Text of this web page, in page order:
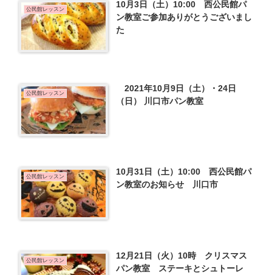
公民館レッスン
10月3日（土）10:00 西公民館パ
ン教室ご参加ありがとうございまし
た
公民館レッスン
2021年10月9日（土）・24日
（日） 川口市パン教室
公民館レッスン
10月31日（土）10:00 西公民館パ
ン教室のお知らせ 川口市
公民館レッスン
12月21日（火）10時 クリスマス
パン教室 ステーキとシュトーレ